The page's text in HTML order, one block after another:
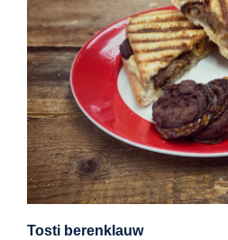
Tosti berenklauw